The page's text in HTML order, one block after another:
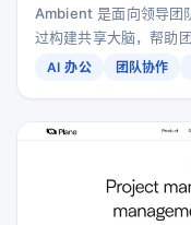
Ambient 是面向领导
过构建共享大脑，帮助
更快节奏协同推进业务
AI 办公 团队协作